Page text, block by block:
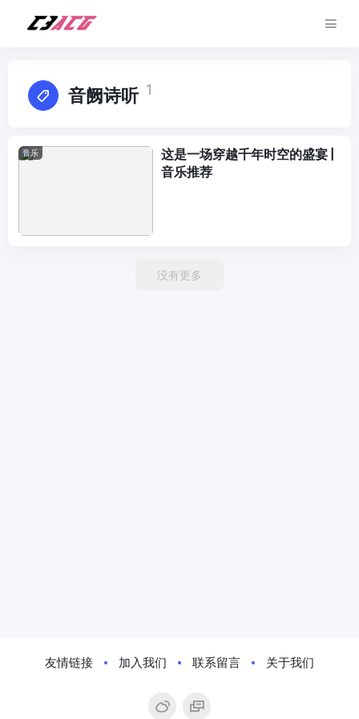
音阙诗听 1
音乐
这是一场穿越千年时空的盛宴 |
音乐推荐
没有更多
友情链接 加入我们 联系留言 关于我们